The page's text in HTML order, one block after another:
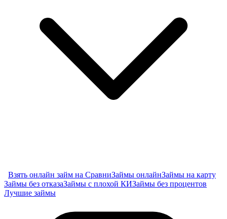
Взять онлайн займ на СравниЗаймы онлайнЗаймы на карту
Займы без отказаЗаймы с плохой КИЗаймы без процентов
Лучшие займы